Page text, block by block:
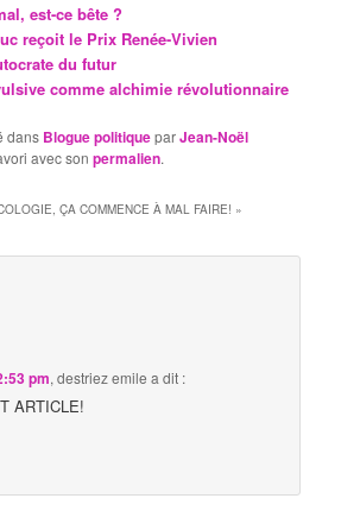
est-ce bête ?
reçoit le Prix Renée-Vivien
du futur
comme alchimie révolutionnaire
dans Blogue politiqueparJean-Noël
avec sonpermalien.
ÇA COMMENCE À MAL FAIRE! »
pm,destriez emile a dit :
ARTICLE!